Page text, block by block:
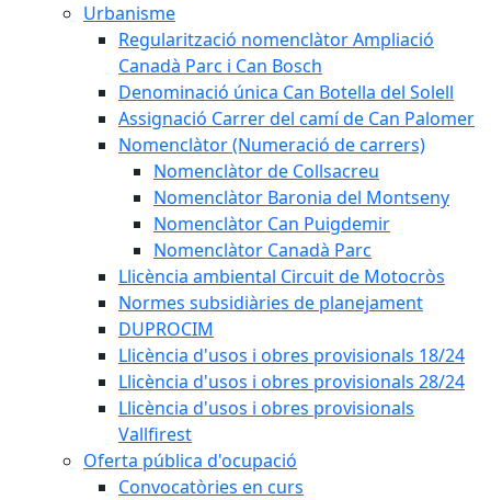
Urbanisme
Regularització nomenclàtor Ampliació
Canadà Parc i Can Bosch
Denominació única Can Botella del Solell
Assignació Carrer del camí de Can Palomer
Nomenclàtor (Numeració de carrers)
Nomenclàtor de Collsacreu
Nomenclàtor Baronia del Montseny
Nomenclàtor Can Puigdemir
Nomenclàtor Canadà Parc
Llicència ambiental Circuit de Motocròs
Normes subsidiàries de planejament
DUPROCIM
Llicència d'usos i obres provisionals 18/24
Llicència d'usos i obres provisionals 28/24
Llicència d'usos i obres provisionals
Vallfirest
Oferta pública d'ocupació
Convocatòries en curs